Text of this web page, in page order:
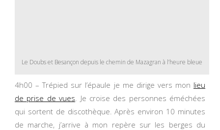
Le Doubs et Besançon depuis le chemin de Mazagran à l’heure bleue
4h00 – Trépied sur l’épaule je me dirige vers mon lieu
de prise de vues. Je croise des personnes éméchées
qui sortent de discothèque. Après environ 10 minutes
de marche, j’arrive à mon repère sur les berges du